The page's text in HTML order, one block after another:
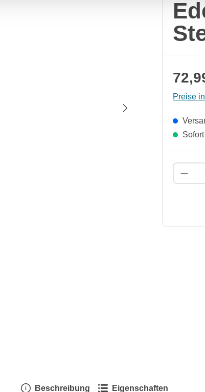
Preise
Beschreibung Eigenschaften